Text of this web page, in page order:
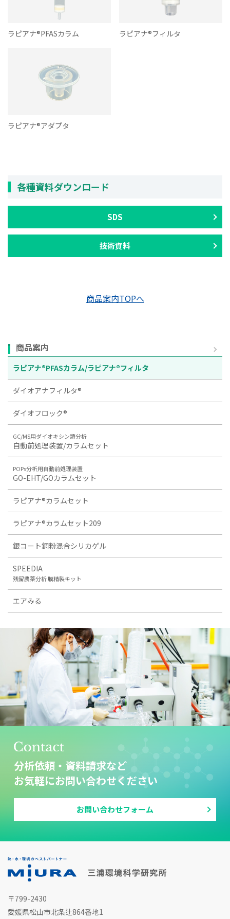
ラピアナ®PFASカラム ラピアナ®フィルタ
ラピアナ®アダプタ
各種資料ダウンロード
SDS
技術資料
商品案内TOPへ
商品案内
ラピアナ®PFASカラム/ラピアナ®フィルタ
ダイオアナフィルタ®
ダイオフロック®
GC/MS用ダイオキシン類分析
自動前処理装置/カラムセット
POPs分析用自動前処理装置
GO-EHT/GOカラムセット
ラピアナ®カラムセット
ラピアナ®カラムセット209
銀コート銅粉混合シリカゲル
SPEEDIA
残留農薬分析 膜精製キット
エアみる
分析依頼・資料請求など
お気軽にお問い合わせください
お問い合わせフォーム
〒799-2430
愛媛県松山市北条辻864番地1